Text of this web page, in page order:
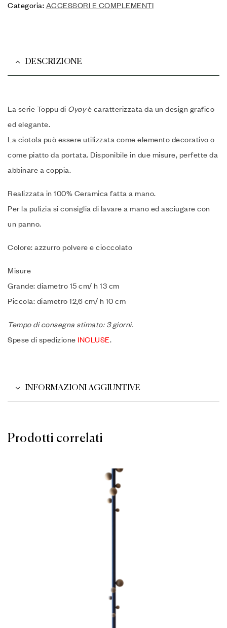
Categoria: ACCESSORI E COMPLEMENTI
DESCRIZIONE
La serie Toppu di Oyoyè caratterizzata da un design grafico
ed elegante.
La ciotola può essere utilizzata come elemento decorativo o
come piatto da portata. Disponibile in due misure, perfette da
abbinare a coppia.
Realizzata in 100% Ceramica fatta a mano.
Per la pulizia si consiglia di lavare a mano ed asciugare con
un panno.
Colore: azzurro polvere e cioccolato
Misure
Grande: diametro 15 cm/ h 13 cm
Piccola: diametro 12,6 cm/ h 10 cm
Tempo di consegna stimato: 3 giorni.
Spese di spedizione INCLUSE.
INFORMAZIONI AGGIUNTIVE
Prodotti correlati